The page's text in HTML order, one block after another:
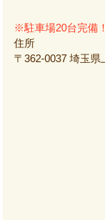
※駐車場20台完備！
住所
〒362-0037 埼玉